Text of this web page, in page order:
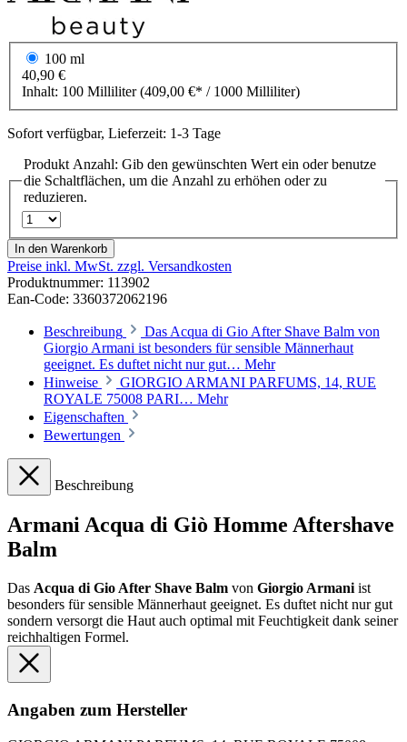
100 ml
40,90 €
Inhalt: 100 Milliliter(409,00 €* / 1000 Milliliter)
Sofort verfügbar, Lieferzeit: 1-3 Tage
Produkt Anzahl: Gib den gewünschten Wert ein oder benutze
die Schaltflächen, um die Anzahl zu erhöhen oder zu
reduzieren.
In den Warenkorb
Preise inkl. MwSt. zzgl. Versandkosten
Produktnummer: 113902
Ean-Code: 3360372062196
Beschreibung
Das Acqua di Gio After Shave Balm von
Giorgio Armani ist besonders für sensible Männerhaut
geeignet. Es duftet nicht nur gut… Mehr
Hinweise
GIORGIO ARMANI PARFUMS, 14, RUE
ROYALE 75008 PARI… Mehr
Eigenschaften
Bewertungen
Beschreibung
Armani Acqua di Giò Homme Aftershave
Balm
Das Acqua di Gio After Shave Balm von Giorgio Armani ist
besonders für sensible Männerhaut geeignet. Es duftet nicht nur gut
sondern versorgt die Haut auch optimal mit Feuchtigkeit dank seiner
reichhaltigen Formel.
Angaben zum Hersteller